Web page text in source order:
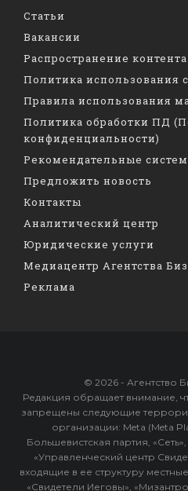
Статьи
Вакансии
Распространение
Политика использования
Правила использования
Политика обработки ПД
конфиденциальности)
Рекомендательные
Предложить новость
Контакты
Аналитический центр
Юридические услуги
Медиацентр Агентства
Реклама
© 2026 - Агентство
Редакция обращает внимание,
запрещены следующие
организации: Meta (Meta
Большевистская партия,
«Управленческий центр
входящие в ее структуру
«Свидетели Иеговы»,